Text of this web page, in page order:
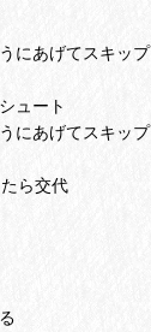
げてスキップ
ート
げてスキップ
交代